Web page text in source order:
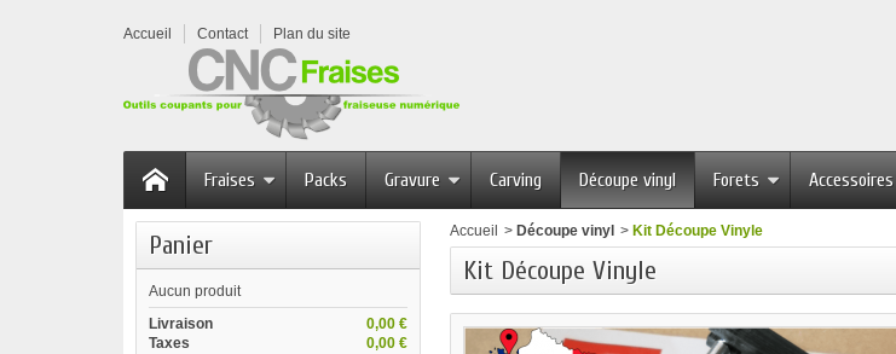
Accueil Contact Plan du site
Fraises Packs Gravure Carving Découpe vinyl Forets Accessoires
Panier
Aucun produit
0,00 €
Livraison
0,00 €
Taxes
Accueil > Découpe vinyl > Kit Découpe Vinyle
Kit Découpe Vinyle